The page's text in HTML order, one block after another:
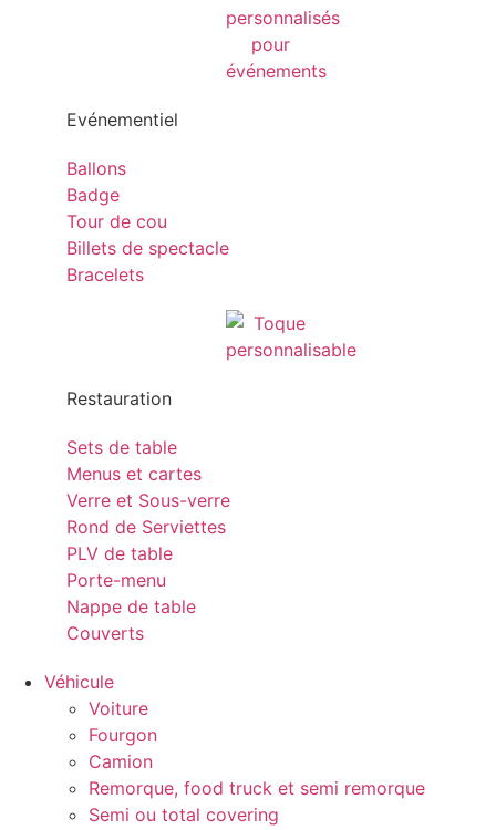
Evénementiel
Ballons
Badge
Tour de cou
Billets de spectacle
Bracelets
Restauration
Sets de table
Menus et cartes
Verre et Sous-verre
Rond de Serviettes
PLV de table
Porte-menu
Nappe de table
Couverts
Véhicule
Voiture
Fourgon
Camion
Remorque, food truck et semi remorque
Semi ou total covering